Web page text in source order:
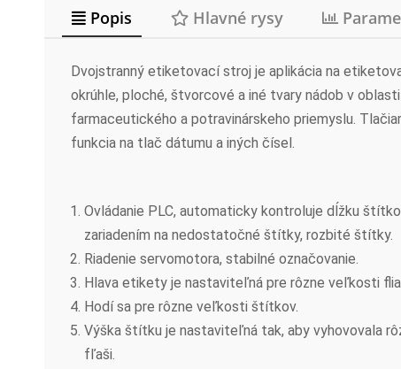
Popis Hlavné rysy
Dvojstranný etiketovací stroj je aplikácia na
okrúhle, ploché, štvorcové a iné tvary nádob v
farmaceutického a potravinárskeho priemyslu.
funkcia na tlač dátumu a iných čísel.
Ovládanie PLC, automaticky kontroluje dĺžku
zariadením na nedostatočné štítky, rozbité štítky.
Riadenie servomotora, stabilné označovanie.
Hlava etikety je nastaviteľná pre rôzne veľkosti
Hodí sa pre rôzne veľkosti štítkov.
Výška štítku je nastaviteľná tak, aby vyhovovala
fľaši.